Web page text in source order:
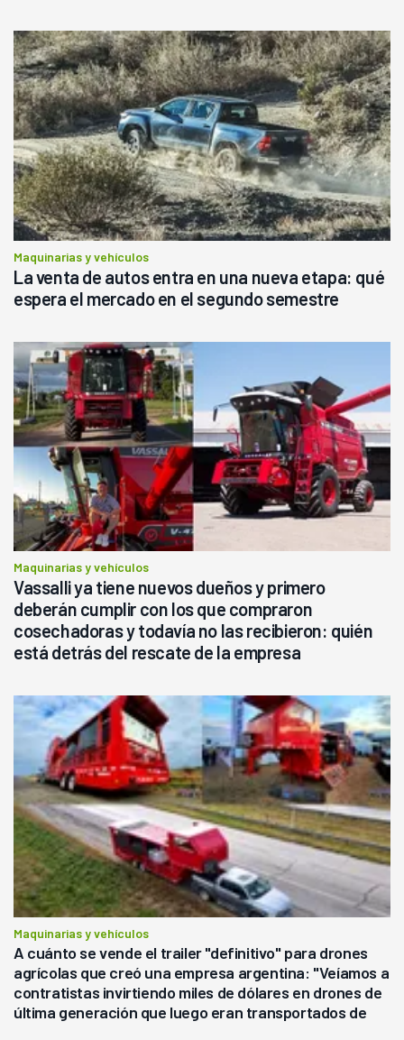
Maquinarias y vehículos
La venta de autos entra en una nueva etapa: qué
espera el mercado en el segundo semestre
Maquinarias y vehículos
Vassalli ya tiene nuevos dueños y primero
deberán cumplir con los que compraron
cosechadoras y todavía no las recibieron: quién
está detrás del rescate de la empresa
Maquinarias y vehículos
A cuánto se vende el trailer "definitivo" para drones
agrícolas que creó una empresa argentina: "Veíamos a
contratistas invirtiendo miles de dólares en drones de
última generación que luego eran transportados de